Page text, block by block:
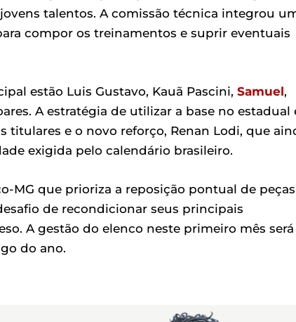
talentos. A comissão técnica integrou
compor os treinamentos e suprir eventuais
estão Luis Gustavo, Kauã Pascini, Samuel,
A estratégia de utilizar a base no estadual
titulares e o novo reforço, Renan Lodi, que
exigida pelo calendário brasileiro.
MG que prioriza a reposição pontual de
de recondicionar seus principais
A gestão do elenco neste primeiro mês será
do ano.